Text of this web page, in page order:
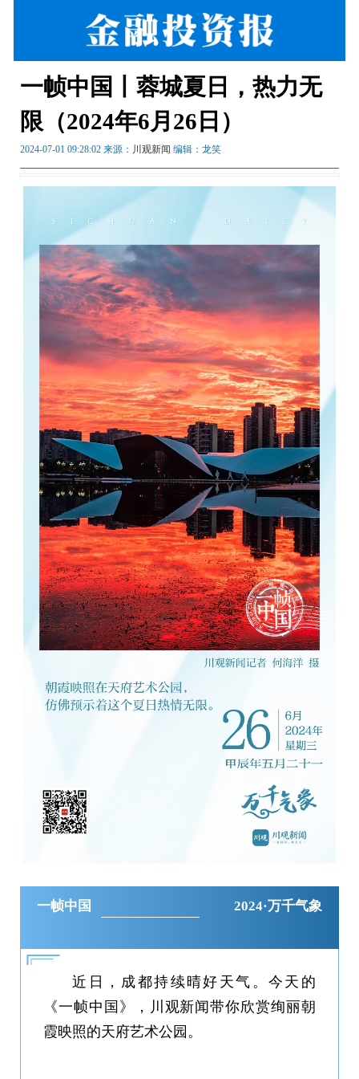
一帧中国丨蓉城夏日，热力无
限（2024年6月26日）
2024-07-01 09:28:02 来源： 川观新闻 编辑：龙笑
一帧中国 2024·万千气象
近日，成都持续晴好天气。今天的
《一帧中国》，川观新闻带你欣赏绚丽朝
霞映照的天府艺术公园。